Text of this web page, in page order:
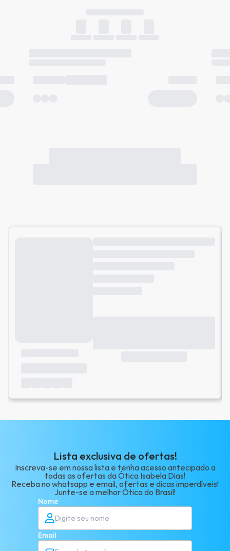
Lista exclusiva de ofertas!
Inscreva-se em nossa lista e tenha acesso antecipado a
todas as ofertas da Ótica Isabela Dias!
Receba no whatsapp e email, ofertas e dicas imperdíveis!
Junte-se a melhor Ótica do Brasil!
Nome
Email